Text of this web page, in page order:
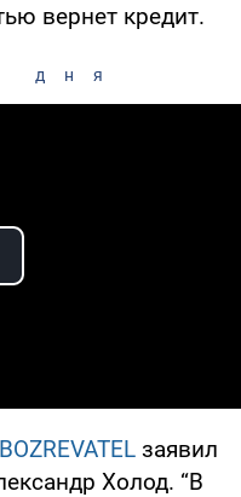
вернет кредит.
дня
Video
заявил
Холод. “В